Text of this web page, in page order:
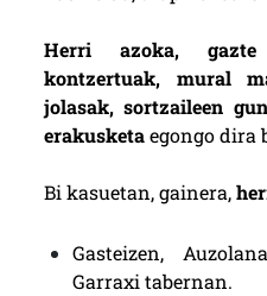
Herri azoka, gazte
kontzertuak, mural
jolasak, sortzaileen
erakusketaegongo dira
Bi kasuetan, gainera,
Gasteizen,
Garraxi tabernan.